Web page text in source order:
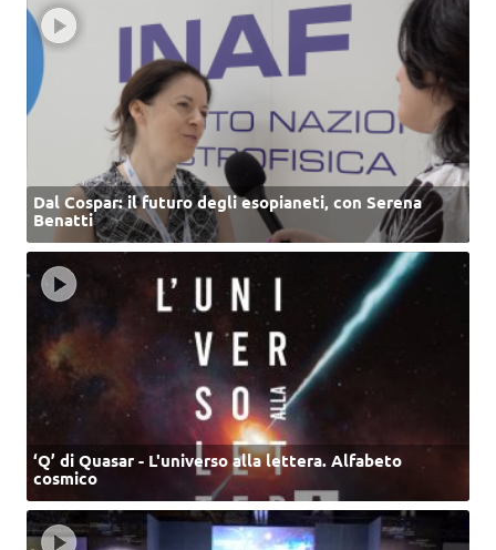
Dal Cospar: il futuro degli esopianeti, con Serena
Benatti
‘Q’ di Quasar - L'universo alla lettera. Alfabeto
cosmico